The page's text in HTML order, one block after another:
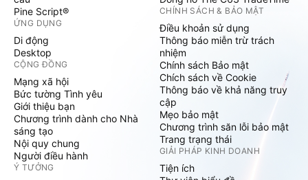
Pine Script®
ỨNG DỤNG
Di động
Desktop
CỘNG ĐỒNG
Mạng xã hội
Bức tường Tình yêu
Giới thiệu bạn
Chương trình dành cho Nhà
sáng tạo
Nội quy chung
Người điều hành
Ý TƯỞNG
CHÍNH SÁCH & BẢO MẬT
Điều khoản sử dụng
Thông báo miễn trừ trách
nhiệm
Chính sách Bảo mật
Chích sách về Cookie
Thông báo về khả năng truy
cập
Mẹo bảo mật
Chương trình săn lỗi bảo mật
Trang trạng thái
GIẢI PHÁP KINH DOANH
Tiện ích